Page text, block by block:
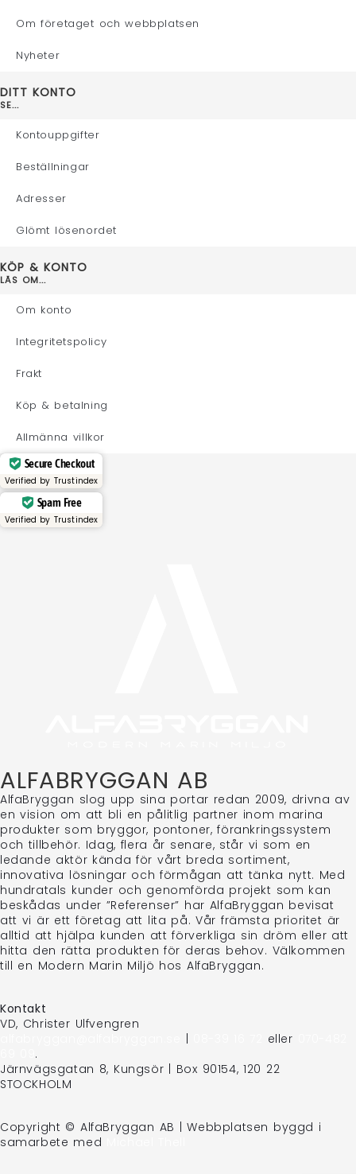
Om företaget och webbplatsen
Nyheter
DITT KONTO
SE...
Kontouppgifter
Beställningar
Adresser
Glömt lösenordet
KÖP & KONTO
LÄS OM...
Om konto
Integritetspolicy
Frakt
Köp & betalning
Allmänna villkor
Secure Checkout
Verified by Trustindex
Spam Free
Verified by Trustindex
ALFABRYGGAN AB
AlfaBryggan slog upp sina portar redan 2009, drivna av
en vision om att bli en pålitlig partner inom marina
produkter som bryggor, pontoner, förankringssystem
och tillbehör. Idag, flera år senare, står vi som en
ledande aktör kända för vårt breda sortiment,
innovativa lösningar och förmågan att tänka nytt. Med
hundratals kunder och genomförda projekt som kan
beskådas under ”Referenser” har AlfaBryggan bevisat
att vi är ett företag att lita på. Vår främsta prioritet är
alltid att hjälpa kunden att förverkliga sin dröm eller att
hitta den rätta produkten för deras behov. Välkommen
till en Modern Marin Miljö hos AlfaBryggan.
Kontakt
VD, Christer Ulfvengren
| eller
.
Järnvägsgatan 8, Kungsör | Box 90154, 120 22
STOCKHOLM
Copyright © AlfaBryggan AB | Webbplatsen byggd i
samarbete med